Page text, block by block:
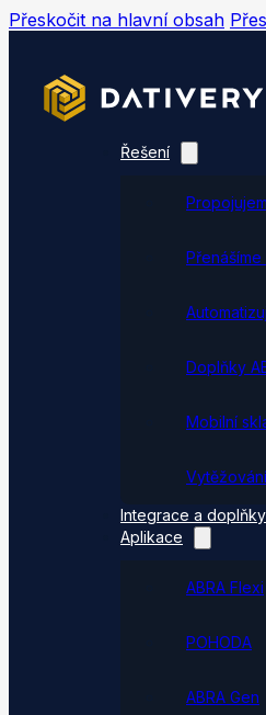
Přeskočit na hlavní obsah
Řešení
Doplňky
Mobilní
Integrace a doplňky
Aplikace
ABRA Flexi
POHODA
ABRA Gen